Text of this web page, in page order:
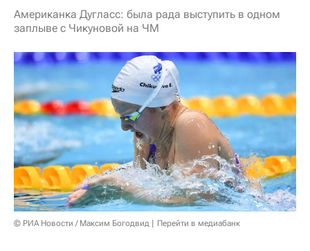
Американка Дугласс: была рада выступить в одном
заплыве с Чикуновой на ЧМ
© РИА Новости / Максим Богодвид Перейти в медиабанк